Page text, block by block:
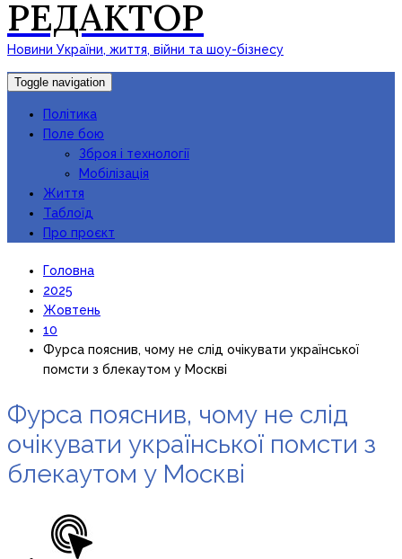
РЕДАКТОР
Новини України, життя, війни та шоу-бізнесу
Toggle navigation
Політика
Поле бою
Зброя і технології
Мобілізація
Життя
Таблоїд
Про проєкт
Головна
2025
Жовтень
10
Фурса пояснив, чому не слід очікувати української
помсти з блекаутом у Москві
Фурса пояснив, чому не слід
очікувати української помсти з
блекаутом у Москві